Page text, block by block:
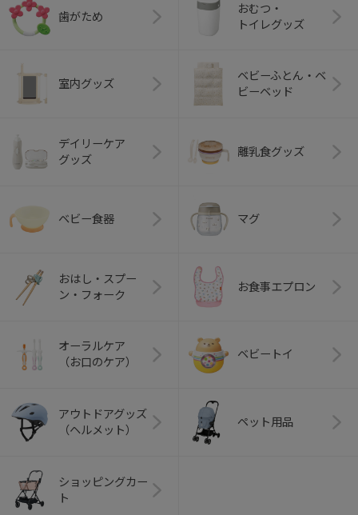
歯がため
おむつ・
トイレグッズ
室内グッズ
ベビーふとん・ベ
ビーベッド
デイリーケア
グッズ
離乳食グッズ
ベビー食器 マグ
おはし・スプー
ン・フォーク
お食事エプロン
オーラルケア
（お口のケア）
ベビートイ
アウトドアグッズ
（ヘルメット）
ペット用品
ショッピングカー
ト